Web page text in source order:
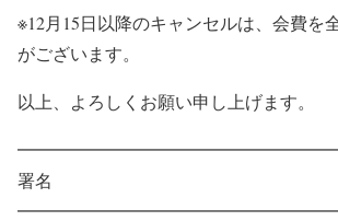
※12月15日以降のキャンセルは、会費を
がございます。
以上、よろしくお願い申し上げます。
署名